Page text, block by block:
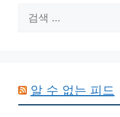
색:
알 수 없는 피드